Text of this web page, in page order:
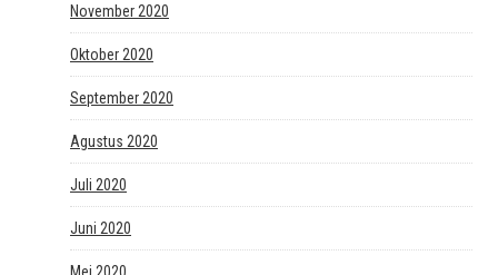
November 2020
Oktober 2020
September 2020
Agustus 2020
Juli 2020
Juni 2020
Mei 2020